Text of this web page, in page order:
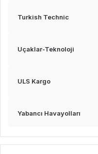
Turkish Technic
Uçaklar-Teknoloji
ULS Kargo
Yabancı Havayolları